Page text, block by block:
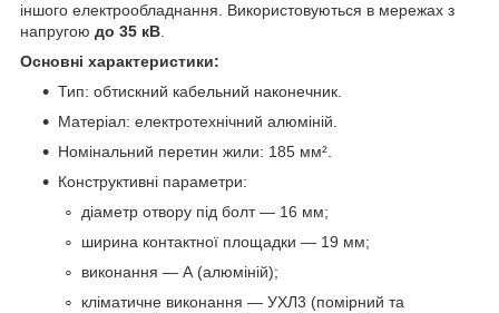
іншого електрообладнання. Використовуються в мережах з
напругою до 35 кВ.
Основні характеристики:
Тип: обтискний кабельний наконечник.
Матеріал: електротехнічний алюміній.
Номінальний перетин жили: 185 мм².
Конструктивні параметри:
діаметр отвору під болт — 16 мм;
ширина контактної площадки — 19 мм;
виконання — А (алюміній);
кліматичне виконання — УХЛ3 (помірний та